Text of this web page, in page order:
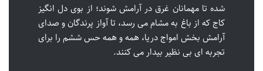
شده تا مهمانان غرق در آرامش شوند؛ از بوی دل انگیز
کاج که از باغ به مشام می رسد، تا آواز پرندگان و صدای
آرامش بخش امواج دریا، همه و همه حس ششم را برای
تجربه ای بی نظیر بیدار می کنند.